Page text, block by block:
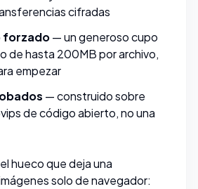
cifradas
forzado— un generoso cupo
de hasta 200MB por archivo,
empezar
— construido sobre
de código abierto, no una
hueco que deja una
solo de navegador: